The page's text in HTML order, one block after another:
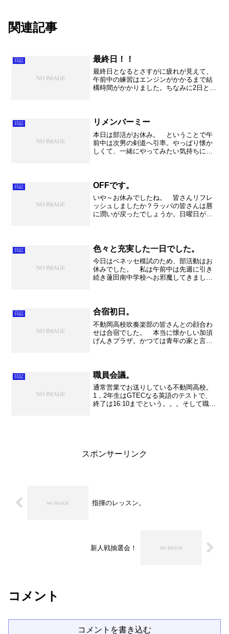
関連記事
日記 最終日！！
最終日となるとさすがに疲れが見えて、
午前中の練習はエンジンがかかるまで結
構時間がかかりました。ちなみに2日とも
ンドステージは随分と仕...
日記 リメンバーミー
本日は部活がお休み。 ということで午
前中は次男の剣道へ引率。やっぱり懐か
しくて、一緒にやってみたい気持ちにな
りました。懐かしいな～。...
日記 OFFです。
いや～お休みでしたね。 皆さんリフレ
ッシュしましたか？ラッパの皆さんは唇
に潤いが戻ったでしょうか。日曜日が楽
の一生懸命さが伝わって、...
日記 色々と充実した一日でした。
今日はベネッセ模試のため、部活動はお
休みでした。 私は午前中は先週に引き
続き蓮田南中学校へお邪魔してきまし
た。本当に熱心で素晴らしいで...
日記 合宿初日。
不動岡高校吹奏楽部の皆さんとの顔合わ
せは合宿でした。 本当に懐かしい加須
げんきプラザ。かつては青年の家と言っ
秋山先生の地獄のリップス...
日記 職員会議。
通常営業でお送りしている不動岡高校。
1，2年生はGTECなる英語のテストで、
終了は16:10までという。。。そして職員
スポンサーリンク
指揮のレッスン。
新人戦抽選会！
コメント
コメントを書き込む